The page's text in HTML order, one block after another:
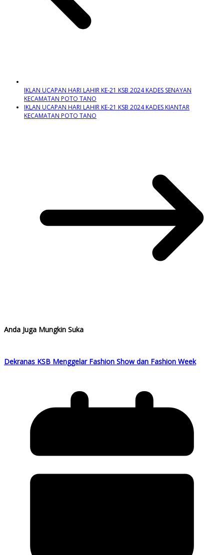
IKLAN UCAPAN HARI LAHIR KE-21 KSB 2024 KADES SENAYAN
KECAMATAN POTO TANO
IKLAN UCAPAN HARI LAHIR KE-21 KSB 2024 KADES KIANTAR
KECAMATAN POTO TANO
Anda Juga Mungkin Suka
Dekranas KSB Menggelar Fashion Show dan Fashion Week